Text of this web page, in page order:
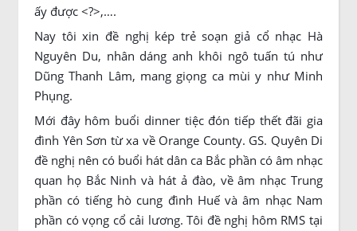
ấy được <?>,….
Nay tôi xin đề nghị kép trẻ soạn giả cổ nhạc Hà
Nguyên Du, nhân dáng anh khôi ngô tuấn tú như
Dũng Thanh Lâm, mang giọng ca mùi y như Minh
Phụng.
Mới đây hôm buổi dinner tiệc đón tiếp thết đãi gia
đình Yên Sơn từ xa về Orange County. GS. Quyên Di
đề nghị nên có buổi hát dân ca Bắc phần có âm nhạc
quan họ Bắc Ninh và hát ả đào, về âm nhạc Trung
phần có tiếng hò cung đình Huế và âm nhạc Nam
phần có vọng cổ cải lương. Tôi đề nghị hôm RMS tại